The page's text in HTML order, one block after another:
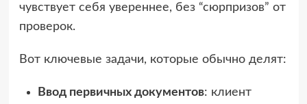
чувствует себя увереннее, без “сюрпризов” от
проверок.
Вот ключевые задачи, которые обычно делят:
Ввод первичных документов: клиент